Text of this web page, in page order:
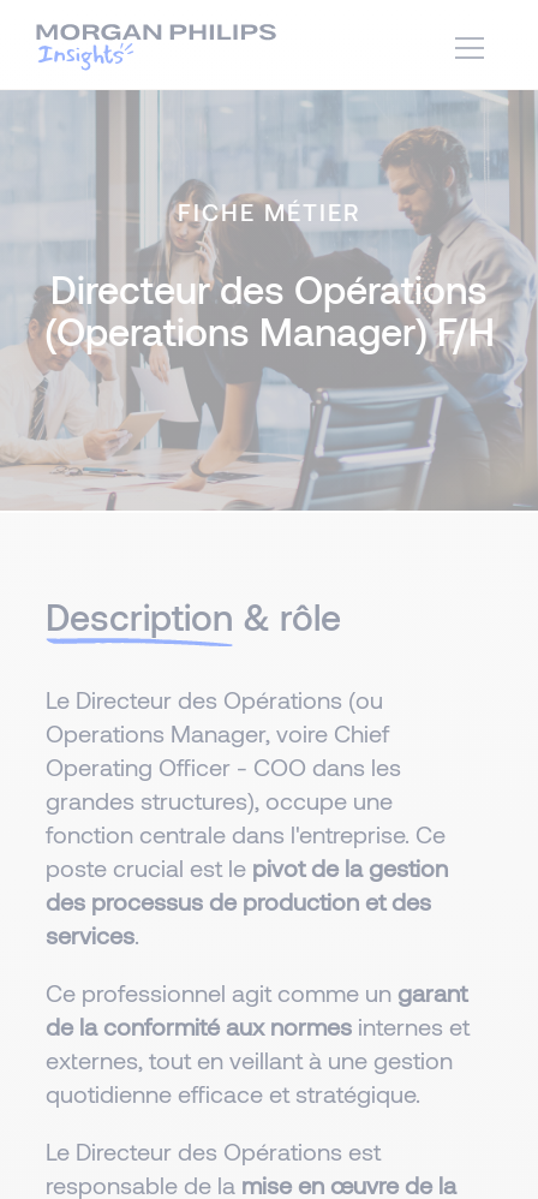
FICHE MÉTIER
Directeur des Opérations
(Operations Manager) F/H
Description & rôle
Le Directeur des Opérations (ou
Operations Manager, voire Chief
Operating Officer - COO dans les
grandes structures), occupe une
fonction centrale dans l'entreprise. Ce
poste crucial est le pivot de la gestion
des processus de production et des
services.
Ce professionnel agit comme un garant
de la conformité aux normesinternes et
externes, tout en veillant à une gestion
quotidienne efficace et stratégique.
Le Directeur des Opérations est
responsable de la mise en œuvre de la